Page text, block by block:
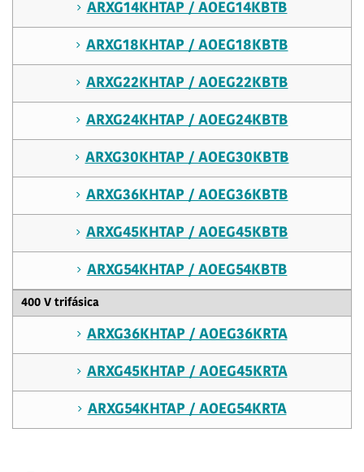
ARXG14KHTAP / AOEG14KBTB
ARXG18KHTAP / AOEG18KBTB
ARXG22KHTAP / AOEG22KBTB
ARXG24KHTAP / AOEG24KBTB
ARXG30KHTAP / AOEG30KBTB
ARXG36KHTAP / AOEG36KBTB
ARXG45KHTAP / AOEG45KBTB
ARXG54KHTAP / AOEG54KBTB
400 V trifásica
ARXG36KHTAP / AOEG36KRTA
ARXG45KHTAP / AOEG45KRTA
ARXG54KHTAP / AOEG54KRTA